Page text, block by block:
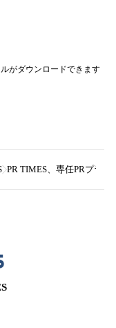
がダウンロードできます
PR TIMES、専任PRプラ